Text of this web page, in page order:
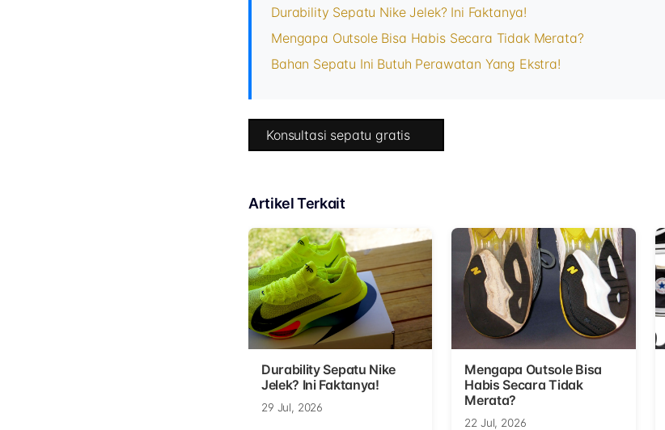
Durability Sepatu Nike Jelek? Ini Faktanya!
Mengapa Outsole Bisa Habis Secara Tidak Merata?
Bahan Sepatu Ini Butuh Perawatan Yang Ekstra!
Konsultasi sepatu gratis
Artikel Terkait
Durability Sepatu Nike
Jelek? Ini Faktanya!
29 Jul, 2026
Mengapa Outsole Bisa
Habis Secara Tidak
Merata?
22 Jul, 2026